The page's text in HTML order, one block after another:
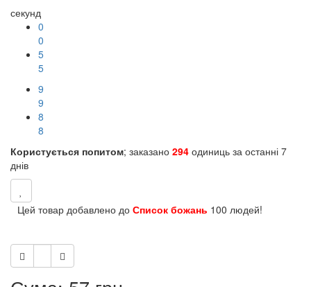
секунд
0
0
5
5
9
9
8
8
Користується попитом; заказано 294 одиниць за останні 7
днів
Цей товар добавлено до Список божань 100 людей!